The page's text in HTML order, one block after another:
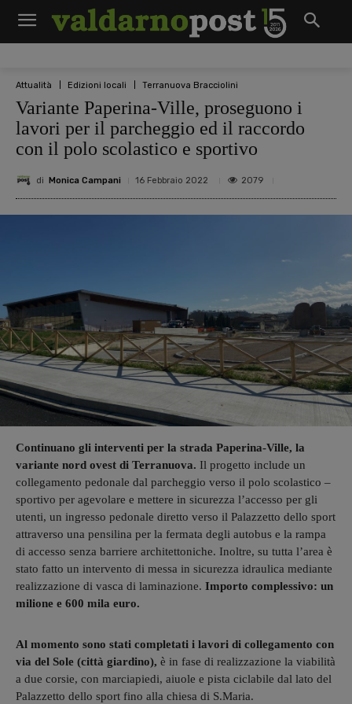
Attualità Edizioni locali Terranuova Bracciolini
Variante Paperina-Ville, proseguono i
lavori per il parcheggio ed il raccordo
con il polo scolastico e sportivo
di Monica Campani 16 Febbraio 2022 2079
Continuano gli interventi per la strada Paperina-Ville, la
variante nord ovest di Terranuova. Il progetto include un
collegamento pedonale dal parcheggio verso il polo scolastico –
sportivo per agevolare e mettere in sicurezza l’accesso per gli
utenti, un ingresso pedonale diretto verso il Palazzetto dello sport
attraverso una pensilina per la fermata degli autobus e la rampa
di accesso senza barriere architettoniche. Inoltre, su tutta l’area è
stato fatto un intervento di messa in sicurezza idraulica mediante
realizzazione di vasca di laminazione. Importo complessivo: un
milione e 600 mila euro.
Al momento sono stati completati i lavori di collegamento con
via del Sole (città giardino), è in fase di realizzazione la viabilità
a due corsie, con marciapiedi, aiuole e pista ciclabile dal lato del
Palazzetto dello sport fino alla chiesa di S.Maria.